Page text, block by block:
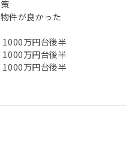
件が良かった
万円台後半
万円台後半
万円台後半